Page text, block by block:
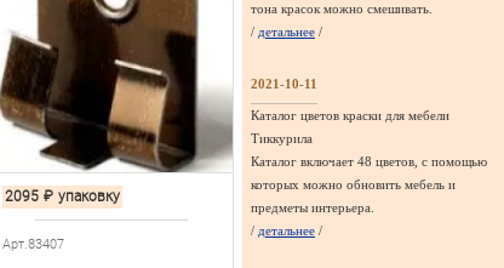
2095 ₽ упаковку
Арт.83407
тона красок можно смешивать.
/ детальнее /
2021-10-11
Каталог цветов краски для мебели
Тиккурила
Каталог включает 48 цветов, с помощью
которых можно обновить мебель и
предметы интерьера.
/ детальнее /